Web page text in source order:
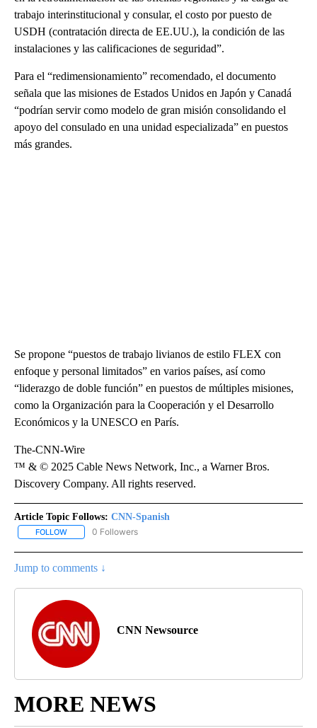
trabajo interinstitucional y consular, el costo por puesto de
USDH (contratación directa de EE.UU.), la condición de las
instalaciones y las calificaciones de seguridad”.
Para el “redimensionamiento” recomendado, el documento
señala que las misiones de Estados Unidos en Japón y Canadá
“podrían servir como modelo de gran misión consolidando el
apoyo del consulado en una unidad especializada” en puestos
más grandes.
Se propone “puestos de trabajo livianos de estilo FLEX con
enfoque y personal limitados” en varios países, así como
“liderazgo de doble función” en puestos de múltiples misiones,
como la Organización para la Cooperación y el Desarrollo
Económicos y la UNESCO en París.
The-CNN-Wire
™ & © 2025 Cable News Network, Inc., a Warner Bros.
Discovery Company. All rights reserved.
Article Topic Follows: CNN-Spanish
FOLLOW FOLLOW "CNN-SPANISH" TO RECEIVE NOTIFICATIONS ABOUT
0 Followers
Jump to comments ↓
CNN Newsource
MORE NEWS